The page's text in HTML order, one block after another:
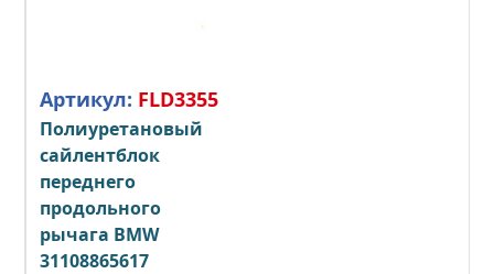
Артикул: FLD3355
Полиуретановый
сайлентблок
переднего
продольного
рычага BMW
31108865617